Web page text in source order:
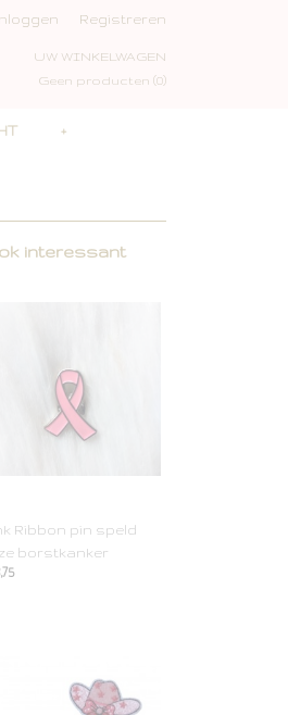
Registreren
UW WINKELWAGEN
Geen producten (0)
+
interessant
Ribbon pin speld
borstkanker